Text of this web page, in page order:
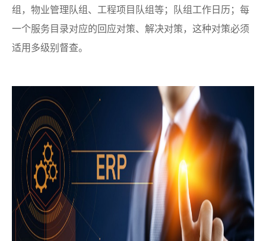
组，物业管理队组、工程项目队组等；队组工作日历；每
一个服务目录对应的回应对策、解决对策，这种对策必须
适用多级别督查。